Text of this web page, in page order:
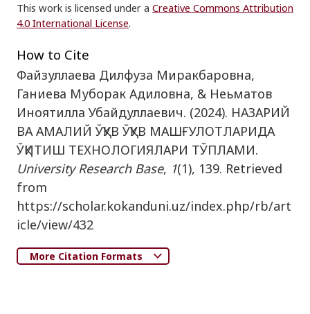
This work is licensed under a Creative Commons Attribution
4.0 International License.
How to Cite
Файзуллаева Дилфуза Миракбаровна,
Ганиева Муборак Адиловна, & Нeьматов
Иноятилла Убайдуллаевич. (2024). НАЗАРИЙ
ВА АМАЛИЙ ЎҚУВ ЎҚУВ МАШҒУЛОТЛАРИДА
ЎҚИТИШ ТEХНОЛОГИЯЛАРИ ТЎПЛАМИ.
University Research Base, 1(1), 139. Retrieved
from
https://scholar.kokanduni.uz/index.php/rb/art
icle/view/432
More Citation Formats